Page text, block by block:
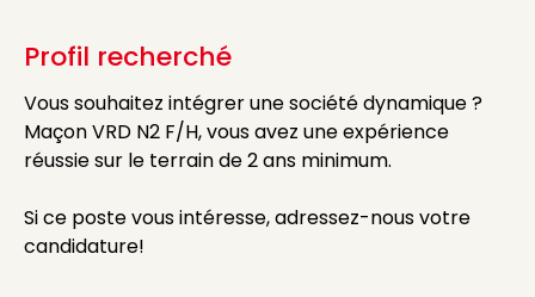
Profil recherché
Vous souhaitez intégrer une société dynamique ?
Maçon VRD N2 F/H, vous avez une expérience
réussie sur le terrain de 2 ans minimum.
Si ce poste vous intéresse, adressez-nous votre
candidature!